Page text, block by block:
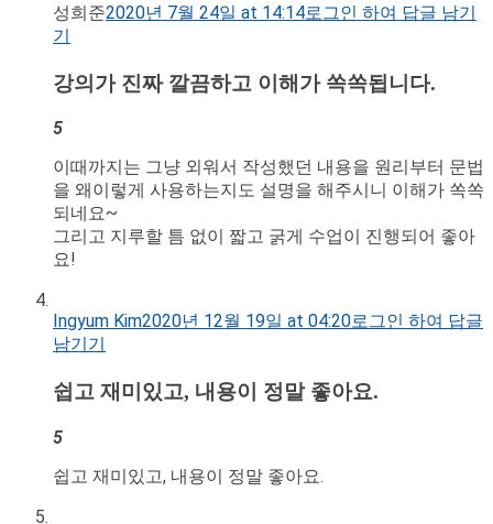
성희준2020년 7월 24일 at 14:14로그인 하여 답글 남기
기
강의가 진짜 깔끔하고 이해가 쏙쏙됩니다.
5
이때까지는 그냥 외워서 작성했던 내용을 원리부터 문법
을 왜이렇게 사용하는지도 설명을 해주시니 이해가 쏙쏙
되네요~
그리고 지루할 틈 없이 짧고 굵게 수업이 진행되어 좋아
요!
Ingyum Kim2020년 12월 19일 at 04:20로그인 하여 답글
남기기
쉽고 재미있고, 내용이 정말 좋아요.
5
쉽고 재미있고, 내용이 정말 좋아요.